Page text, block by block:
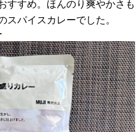
すすめ。ほんのり爽やかさも
スパイスカレーでした。